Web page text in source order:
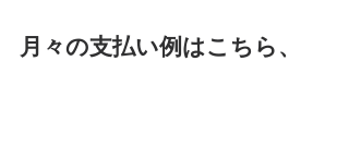
月々の支払い例はこちら、